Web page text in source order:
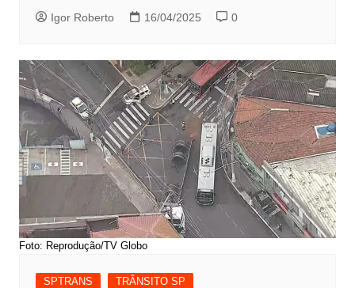
Igor Roberto 16/04/2025 0
Foto: Reprodução/TV Globo
SPTRANS TRÂNSITO SP